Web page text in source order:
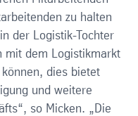
zu halten
der Logistik-Tochter
mit dem Logistikmarkt
dies bietet
und weitere
so Micken. „Die